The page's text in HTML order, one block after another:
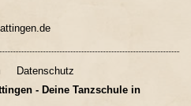
Datenschutz
- Deine Tanzschule in